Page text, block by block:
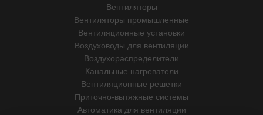
Вентиляторы
Вентиляторы промышленные
Вентиляционные установки
Воздуховоды для вентиляции
Воздухораспределители
Канальные нагреватели
Вентиляционные решетки
Приточно-вытяжные системы
Автоматика для вентиляции